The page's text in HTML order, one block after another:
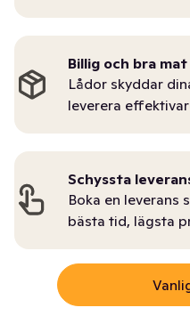
Billig och bra mat
Lådor skyddar
leverera
Schyssta
Boka en leverans
bästa tid, lägsta